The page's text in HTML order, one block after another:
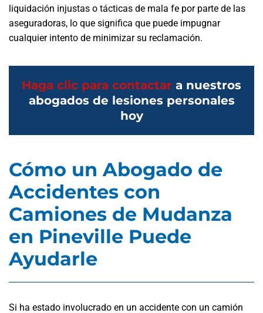
liquidación injustas o tácticas de mala fe por parte de las
aseguradoras, lo que significa que puede impugnar
cualquier intento de minimizar su reclamación.
Haga clic para contactar a nuestros
abogados de lesiones personales
hoy
Cómo un Abogado de
Accidentes con
Camiones de Mudanza
en Pineville Puede
Ayudarle
Si ha estado involucrado en un accidente con un camión